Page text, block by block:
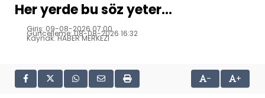
Her yerde bu söz yeter…
Giriş: 09-08-2026 07:00
Güncelleme: 08-08-2026 16:32
Kaynak: HABER MERKEZI
- +